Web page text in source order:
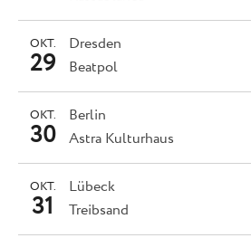
Dresden
OKT.
29 Beatpol
Berlin
OKT.
30 Astra Kulturhaus
Lübeck
OKT.
31 Treibsand